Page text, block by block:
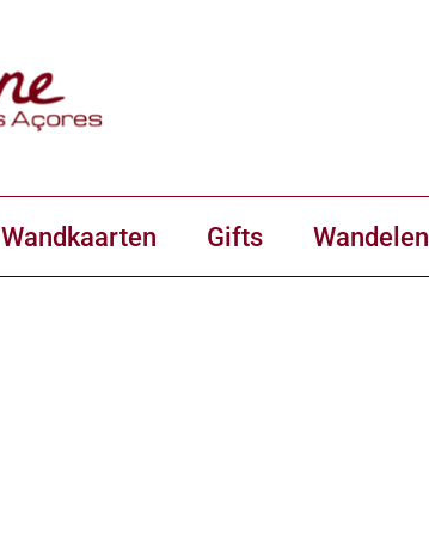
Wandkaarten Gifts Wandelen